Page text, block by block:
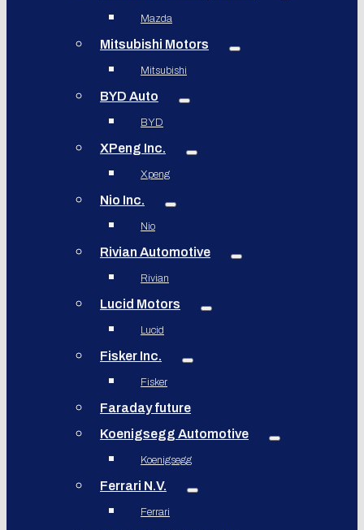
Mazda
Mitsubishi Motors
Mitsubishi
BYD Auto
BYD
XPeng Inc.
Xpeng
Nio Inc.
Nio
Rivian Automotive
Rivian
Lucid Motors
Lucid
Fisker Inc.
Fisker
Faraday future
Koenigsegg Automotive
Koenigsegg
Ferrari N.V.
Ferrari